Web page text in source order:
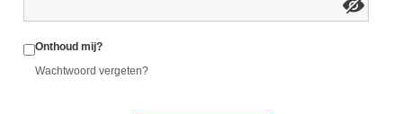
Onthoud mij?
Wachtwoord vergeten?